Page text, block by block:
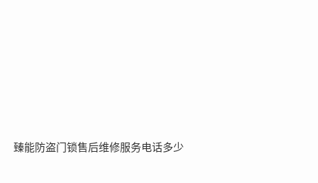
臻能防盗门锁售后维修服务电话多少